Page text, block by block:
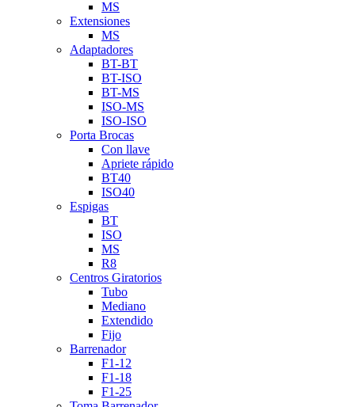
MS
Extensiones
MS
Adaptadores
BT-BT
BT-ISO
BT-MS
ISO-MS
ISO-ISO
Porta Brocas
Con llave
Apriete rápido
BT40
ISO40
Espigas
BT
ISO
MS
R8
Centros Giratorios
Tubo
Mediano
Extendido
Fijo
Barrenador
F1-12
F1-18
F1-25